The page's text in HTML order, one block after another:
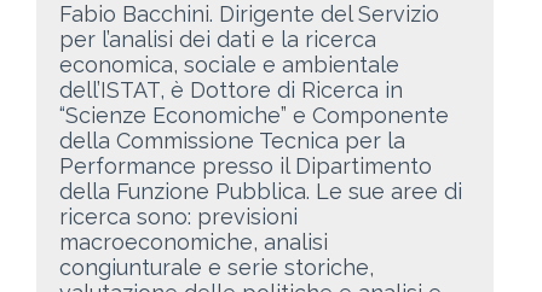
Fabio Bacchini. Dirigente del Servizio
per l’analisi dei dati e la ricerca
economica, sociale e ambientale
dell’ISTAT, è Dottore di Ricerca in
“Scienze Economiche” e Componente
della Commissione Tecnica per la
Performance presso il Dipartimento
della Funzione Pubblica. Le sue aree di
ricerca sono: previsioni
macroeconomiche, analisi
congiunturale e serie storiche,